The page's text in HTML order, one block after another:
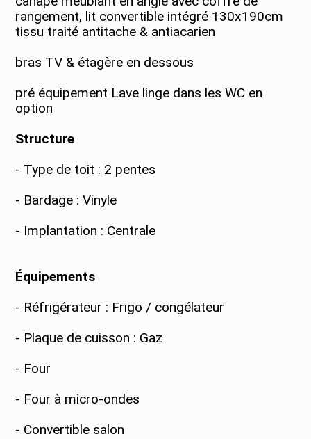
rangement, lit convertible intégré 130x190cm
tissu traité antitache & antiacarien
bras TV & étagère en dessous
pré équipement Lave linge dans les WC en
Structure
- Type de toit : 2 pentes
- Bardage : Vinyle
- Implantation : Centrale
Équipements
- Réfrigérateur : Frigo / congélateur
- Plaque de cuisson : Gaz
- Four
- Four à micro-ondes
- Convertible salon